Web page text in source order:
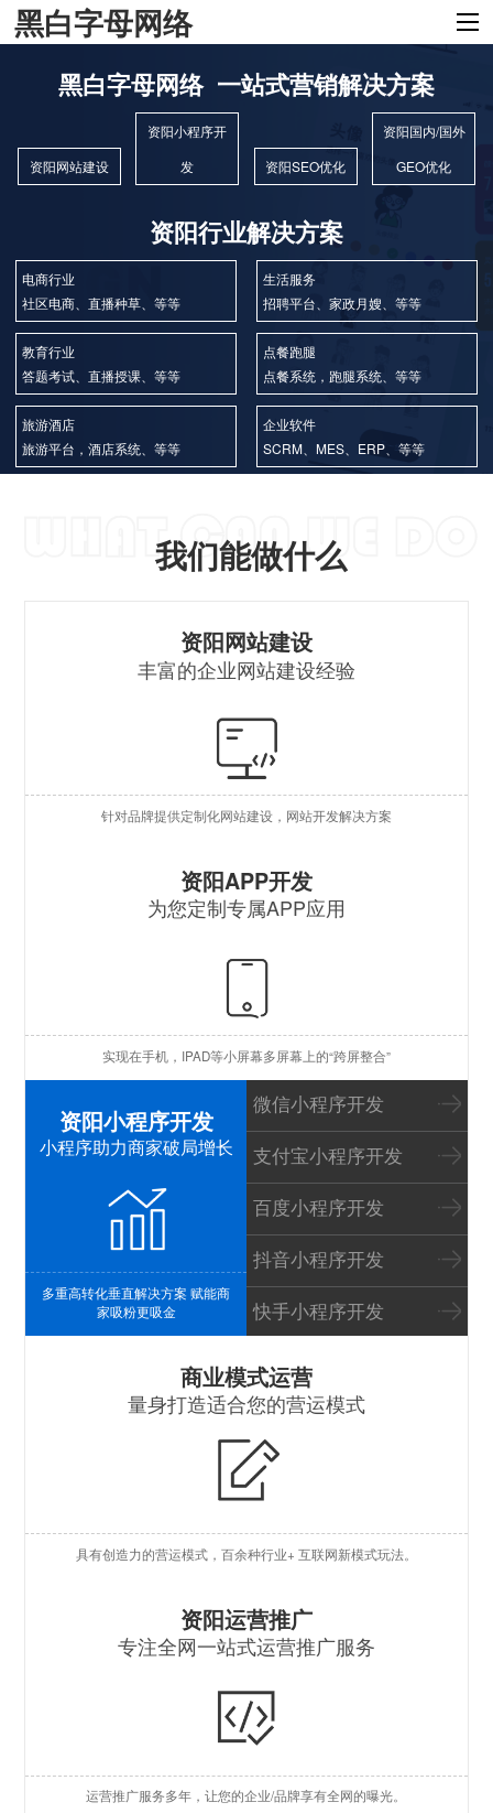
黑白字母网络
黑白字母网络 一站式营销解决方案
资阳网站建设
资阳小程序开
发
资阳SEO优化
资阳国内/国外
GEO优化
资阳行业解决方案
电商行业
社区电商、直播种草、等等
生活服务
招聘平台、家政月嫂、等等
教育行业
答题考试、直播授课、等等
点餐跑腿
点餐系统，跑腿系统、等等
旅游酒店
旅游平台，酒店系统、等等
企业软件
SCRM、MES、ERP、等等
我们能做什么
资阳网站建设
丰富的企业网站建设经验
针对品牌提供定制化网站建设，网站开发解决方案
资阳APP开发
为您定制专属APP应用
实现在手机，IPAD等小屏幕多屏幕上的“跨屏整合”
资阳小程序开发
小程序助力商家破局增长
多重高转化垂直解决方案 赋能商
家吸粉更吸金
微信小程序开发
支付宝小程序开发
百度小程序开发
抖音小程序开发
快手小程序开发
商业模式运营
量身打造适合您的营运模式
具有创造力的营运模式，百余种行业+ 互联网新模式玩法。
资阳运营推广
专注全网一站式运营推广服务
运营推广服务多年，让您的企业/品牌享有全网的曝光。